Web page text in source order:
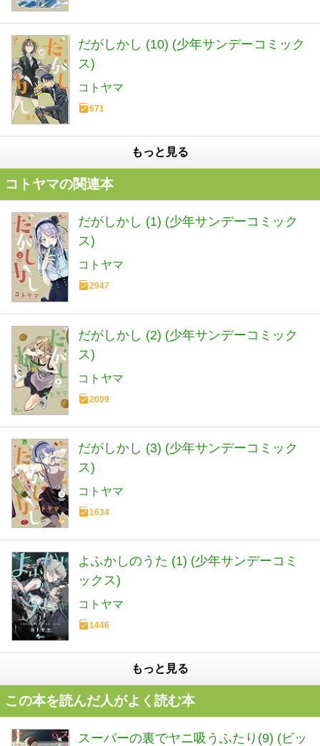
だがしかし (10) (少年サンデーコミック
ス)
コトヤマ
671
もっと見る
コトヤマの関連本
だがしかし (1) (少年サンデーコミック
ス)
コトヤマ
2947
だがしかし (2) (少年サンデーコミック
ス)
コトヤマ
2009
だがしかし (3) (少年サンデーコミック
ス)
コトヤマ
1634
よふかしのうた (1) (少年サンデーコミ
ックス)
コトヤマ
1446
もっと見る
この本を読んだ人がよく読む本
スーパーの裏でヤニ吸うふたり(9) (ビッ